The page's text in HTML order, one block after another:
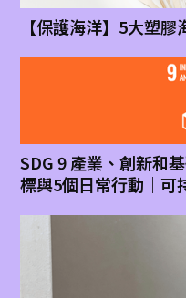
【保護海洋】5大塑
SDG 9 產業、創新和
標與5個日常行動｜可